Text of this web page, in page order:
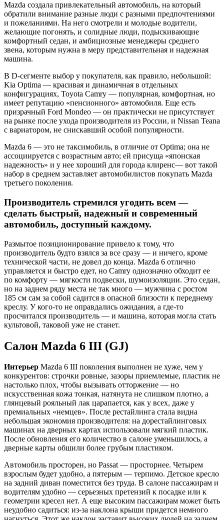
Mazda создала привлекательный автомобиль, на который
обратили внимание разные люди с разными предпочтениями
и пожеланиями. На него смотрели и молодые водители,
желающие погонять, и солидные люди, подыскивающие
комфортный седан, и амбициозные менеджеры среднего
звена, которым нужна в меру представительная и надежная
машина.
В D-сегменте выбор у покупателя, как правило, небольшой:
Kia Optima — красивая и динамичная в отдельных
конфигурациях, Toyota Camry — популярная, комфортная, но
имеет репутацию «пенсионного» автомобиля. Еще есть
призрачный Ford Mondeo — он практически не присутствует
на рынке после ухода производителя из России, и Nissan Teana
с вариатором, не снискавший особой популярности.
Mazda 6 — это не таксимобиль, в отличие от Optima; она не
ассоциируется с возрастным авто; ей присуща «японская
надежность» и у нее хороший для города клиренс— вот такой
набор в среднем заставляет автомобилистов покупать Mazda
третьего поколения.
Производитель стремился угодить всем —
сделать быстрый, надежный и современный
автомобиль, доступный каждому.
Размытое позиционирование привело к тому, что
производитель будто взялся за все сразу — и ничего, кроме
технической части, не довел до конца. Mazda 6 отлично
управляется и быстро едет, но Camry однозначно обходит ее
по комфорту — мягкости подвески, шумоизоляции. Это седан,
но на заднем ряду места не так много — мужчина с ростом
185 см сам за собой садится в опасной близости к переднему
креслу. У кого-то не оправдались ожидания, а где-то
просчитался производитель — и машина, которая могла стать
культовой, таковой уже не станет.
Салон Mazda 6 III (GJ)
Интерьер Mazda 6 III поколения выполнен не хуже, чем у
конкурентов: строчки ровные, зазоры приемлемые, пластик не
настолько плох, чтобы вызывать отторжение — но
искусственная кожа тонкая, натянута не слишком плотно, а
глянцевый рояльный лак царапается, как у всех, даже у
премиальных «немцев». После рестайлинга стала видна
небольшая экономия производителя: на дорестайлинговых
машинах на дверных картах использовали мягкий пластик.
После обновления его количество в салоне уменьшилось, а
дверные карты обшили более грубым пластиком.
Автомобиль просторен, но Passat — просторнее. Четырем
взрослым будет удобно, а пятерым — терпимо. Детское кресло
на задний диван поместится без труда. В салоне пассажирам и
водителям удобно — серьезных претензий к посадке или к
геометрии кресел нет. А еще высоким пассажирам может быть
неудобно садиться: из-за наклона крыши придется немного